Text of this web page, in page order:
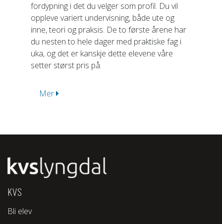
fordypning i det du velger som profil. Du vil
oppleve variert undervisning, både ute og
inne, teori og praksis. De to første årene har
du nesten to hele dager med praktiske fag i
uka, og det er kanskje dette elevene våre
setter størst pris på.
Mer
KVS
Bli elev